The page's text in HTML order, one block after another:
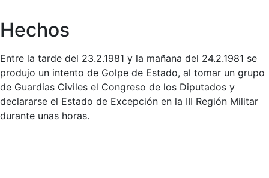
Hechos
Entre la tarde del 23.2.1981 y la mañana del 24.2.1981 se
produjo un intento de Golpe de Estado, al tomar un grupo
de Guardias Civiles el Congreso de los Diputados y
declararse el Estado de Excepción en la III Región Militar
durante unas horas.